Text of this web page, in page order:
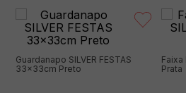
Guardanapo SILVER FESTAS
33x33cm Preto
Faixa
Prata